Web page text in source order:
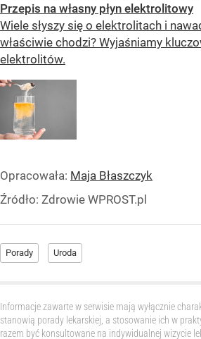
Przepis na własny płyn elektrolitowy
Wiele słyszy się o elektrolitach i
właściwie chodzi? Wyjaśniamy
elektrolitów.
Opracowała: Maja Błaszczyk
Źródło: Zdrowie WPROST.pl
Porady Uroda
Informacje zawarte w serwisie mają wyłącznie
stanowią porady lekarskiej, a stosowanie ich w
razem być konsultowane na indywidualnej wizycie